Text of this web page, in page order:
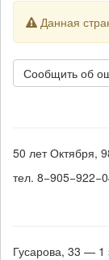
Данная
Сообщить об
50 лет Октября,
тел.
Гусарова, 33 — 1